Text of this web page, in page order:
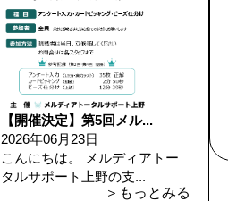
【開催決定】第5回メル...
2026年06月23日
こんにちは。 メルディアトー
タルサポート上野の支...
＞もっとみる